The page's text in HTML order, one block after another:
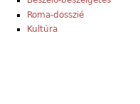
Roma-dosszié
Kultúra